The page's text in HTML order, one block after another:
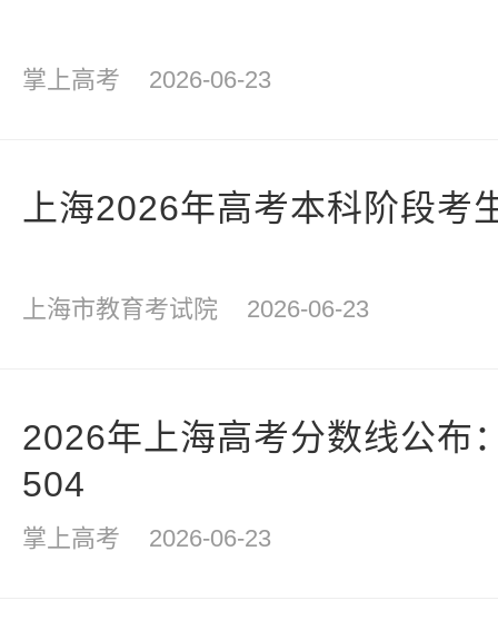
掌上高考 2026-06-23
上海2026年高考本科阶段考
上海市教育考试院 2026-06-23
2026年上海高考分数线公布
504
掌上高考 2026-06-23